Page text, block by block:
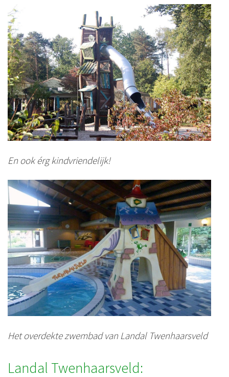
En ook érg kindvriendelijk!
Het overdekte zwembad van Landal Twenhaarsveld
Landal Twenhaarsveld: